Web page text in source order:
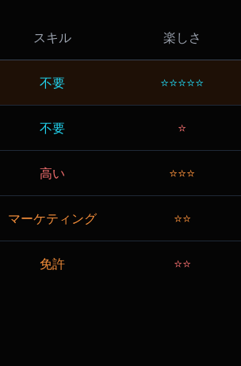
スキル 楽しさ
不要 ⭐⭐⭐⭐⭐
不要 ⭐
高い ⭐⭐⭐
マーケティング ⭐⭐
免許 ⭐⭐